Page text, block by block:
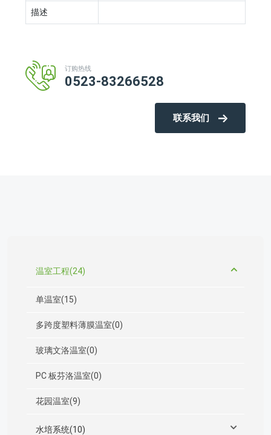
描述
订购热线
0523-83266528
联系我们
温室工程(24)
单温室(15)
多跨度塑料薄膜温室(0)
玻璃文洛温室(0)
PC 板芬洛温室(0)
花园温室(9)
水培系统(10)